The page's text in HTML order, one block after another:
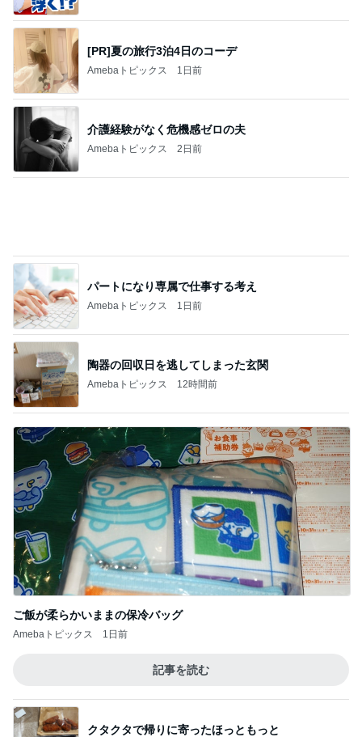
[PR]夏の旅行3泊4日のコーデ
Amebaトピックス 1日前
介護経験がなく危機感ゼロの夫
Amebaトピックス 2日前
パートになり専属で仕事する考え
Amebaトピックス 1日前
陶器の回収日を逃してしまった玄関
Amebaトピックス 12時間前
ご飯が柔らかいままの保冷バッグ
Amebaトピックス 1日前
記事を読む
クタクタで帰りに寄ったほっともっと